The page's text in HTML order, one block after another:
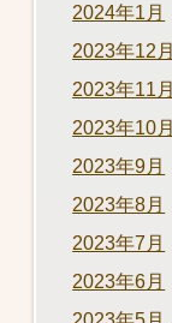
2024年1月
2023年12月
2023年11月
2023年10月
2023年9月
2023年8月
2023年7月
2023年6月